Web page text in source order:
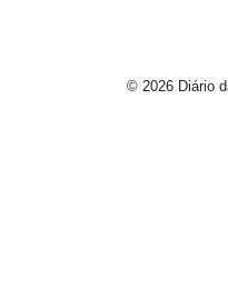
© 2026 Diário